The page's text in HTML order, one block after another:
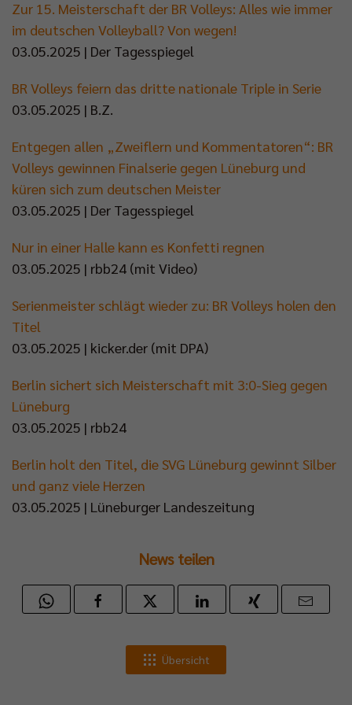
Zur 15. Meisterschaft der BR Volleys: Alles wie immer
im deutschen Volleyball? Von wegen!
03.05.2025 | Der Tagesspiegel
BR Volleys feiern das dritte nationale Triple in Serie
03.05.2025 | B.Z.
Entgegen allen „Zweiflern und Kommentatoren“: BR
Volleys gewinnen Finalserie gegen Lüneburg und
küren sich zum deutschen Meister
03.05.2025 | Der Tagesspiegel
Nur in einer Halle kann es Konfetti regnen
03.05.2025 | rbb24 (mit Video)
Serienmeister schlägt wieder zu: BR Volleys holen den
Titel
03.05.2025 | kicker.der (mit DPA)
Berlin sichert sich Meisterschaft mit 3:0-Sieg gegen
Lüneburg
03.05.2025 | rbb24
Berlin holt den Titel, die SVG Lüneburg gewinnt Silber
und ganz viele Herzen
03.05.2025 | Lüneburger Landeszeitung
News teilen
Übersicht